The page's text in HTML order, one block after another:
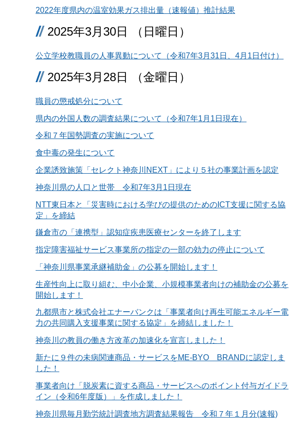
2022年度県内の温室効果ガス排出量（速報値）推計結果
2025年3月30日 （日曜日）
公立学校教職員の人事異動について（令和7年3月31日、4月1日付け）
2025年3月28日 （金曜日）
職員の懲戒処分について
県内の外国人数の調査結果について（令和7年1月1日現在）
令和７年国勢調査の実施について
食中毒の発生について
企業誘致施策「セレクト神奈川NEXT」により５社の事業計画を認定
神奈川県の人口と世帯 令和7年3月1日現在
NTT東日本と「災害時における学びの提供のためのICT支援に関する協
定」を締結
鎌倉市の「連携型」認知症疾患医療センターを終了します
指定障害福祉サービス事業所の指定の一部の効力の停止について
「神奈川県事業承継補助金」の公募を開始します！
生産性向上に取り組む、中小企業、小規模事業者向けの補助金の公募を
開始します！
九都県市と株式会社エナーバンクは「事業者向け再生可能エネルギー電
力の共同購入支援事業に関する協定」を締結しました！
神奈川の教員の働き方改革の加速化を宣言しました！
新たに９件の未病関連商品・サービスをME-BYO BRANDに認定しま
した！
事業者向け「脱炭素に資する商品・サービスへのポイント付与ガイドラ
イン（令和6年度版）」を作成しました！
神奈川県毎月勤労統計調査地方調査結果報告 令和７年１月分(速報)